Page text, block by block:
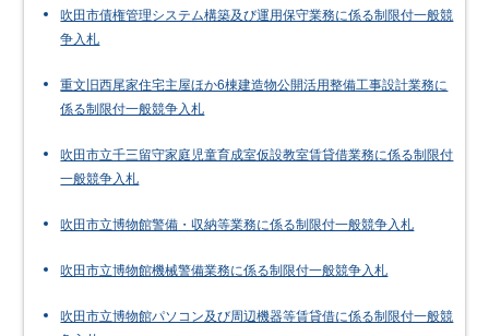
吹田市債権管理システム構築及び運用保守業務に係る制限付一般競
争入札
重文旧西尾家住宅主屋ほか6棟建造物公開活用整備工事設計業務に
係る制限付一般競争入札
吹田市立千三留守家庭児童育成室仮設教室賃貸借業務に係る制限付
一般競争入札
吹田市立博物館警備・収納等業務に係る制限付一般競争入札
吹田市立博物館機械警備業務に係る制限付一般競争入札
吹田市立博物館パソコン及び周辺機器等賃貸借に係る制限付一般競